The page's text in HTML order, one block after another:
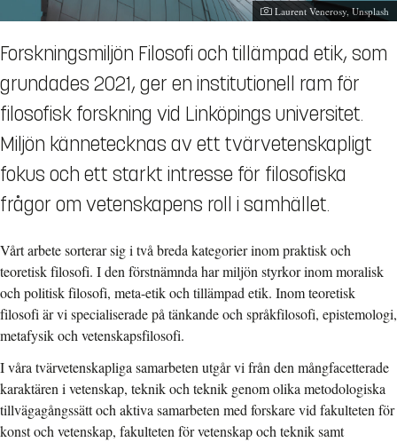
Fotograf:
Laurent Venerosy, Unsplash
Forskningsmiljön Filosofi och tillämpad etik, som
grundades 2021, ger en institutionell ram för
filosofisk forskning vid Linköpings universitet.
Miljön kännetecknas av ett tvärvetenskapligt
fokus och ett starkt intresse för filosofiska
frågor om vetenskapens roll i samhället.
Vårt arbete sorterar sig i två breda kategorier inom praktisk och
teoretisk filosofi. I den förstnämnda har miljön styrkor inom moralisk
och politisk filosofi, meta-etik och tillämpad etik. Inom teoretisk
filosofi är vi specialiserade på tänkande och språkfilosofi, epistemologi,
metafysik och vetenskapsfilosofi.
I våra tvärvetenskapliga samarbeten utgår vi från den mångfacetterade
karaktären i vetenskap, teknik och teknik genom olika metodologiska
tillvägagångssätt och aktiva samarbeten med forskare vid fakulteten för
konst och vetenskap, fakulteten för vetenskap och teknik samt